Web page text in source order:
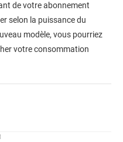
de votre abonnement
selon la puissance du
modèle, vous pourriez
votre consommation